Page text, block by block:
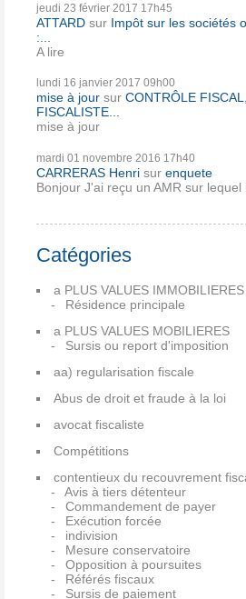
jeudi 23 février 2017 17h45
ATTARD sur Impôt sur les sociétés
:...
A lire
lundi 16 janvier 2017 09h00
mise à jour sur CONTRÔLE
FISCALISTE...
mise à jour
mardi 01 novembre 2016 17h40
CARRERAS Henri sur enquete
Bonjour J'ai reçu un AMR sur lequel
Catégories
a PLUS VALUES IMMOBILIERES
Résidence principale
a PLUS VALUES MOBILIERES
Sursis ou report d'imposition
aa) regularisation fiscale
Abus de droit et fraude à la loi
avocat fiscaliste
Compétitions
contentieux du recouvrement
Avis à tiers détenteur
Commandement de payer
Exécution forcée
indivision
Mesure conservatoire
Opposition à poursuites
Référés fiscaux
Sursis de paiement